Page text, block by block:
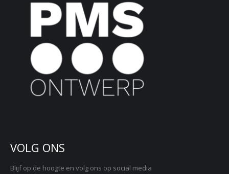
VOLG ONS
Blijf op de hoogte en volg ons op social media